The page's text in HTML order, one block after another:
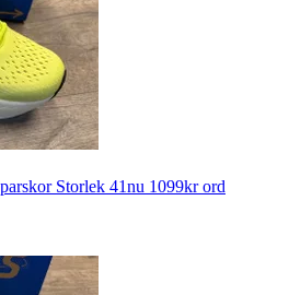
Storlek 41nu 1099kr ord